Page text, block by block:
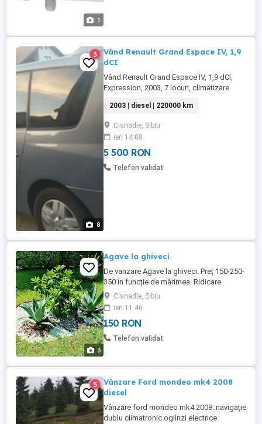
1
8
3
Vând Renault Grand Espace IV, 1,9
dCI
Vând Renault Grand Espace IV, 1,9 dCI,
Expression, 2003, 7 locuri, climatizare
singur proprietar în România, ITP până în
mai 2027, cca 220.000 km, albastru
metalizat deschis. Mașina nu a fost
accidentată niciodată. Distriobuția
schimbată în 2025. Preț: 5.500 lei ...
2003 | diesel | 220000 km
Cisnadie, Sibiu
ieri 14:08
5 500 RON
Telefon validat
3
Agave la ghiveci
De vanzare Agave la ghiveci. Preț 150-250-
350 în funcție de mărimea. Ridicare
personală din cartier Arhitectilor, Cisnadie-
Sibiu. Nu trimit prin curier.
Cisnadie, Sibiu
ieri 11:46
150 RON
Telefon validat
5
Vânzare Ford mondeo mk4 2008
diesel
Vânzare ford mondeo mk4 2008..navigație
dublu climatronic oglinzi electrice